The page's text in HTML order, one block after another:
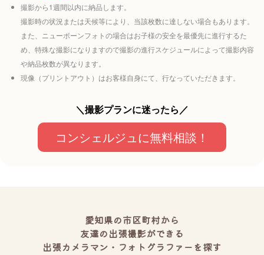
撮影から1週間以内に納品します。
撮影時の状況または天候等により、当該枚数に達しない場合もあります。
また、ニューボーンフォトの場合はお子様の安全を最優先に進行するた
め、特殊な撮影になりますので撮影の進行スケジュールによって撮影内容
や納品枚数が異なります。
現像（プリントアウト）はお客様自身にて、行なっていただきます。
＼撮影プランに迷ったら／
コンシェルジュに無料相談！
愛知県の市区町村から
友達の出張撮影ができる
出張カメラマン・フォトグラファーを探す